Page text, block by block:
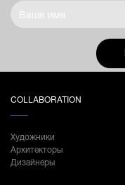
COLLABORATION
Художники
Архитекторы
Дизайнеры